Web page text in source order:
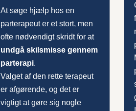
At søge hjælp hos en
parterapeut er et stort, men
ofte nødvendigt skridt for at
undgå skilsmisse gennem
parterapi.
Valget af den rette terapeut
er afgørende, og det er
vigtigt at gøre sig nogle